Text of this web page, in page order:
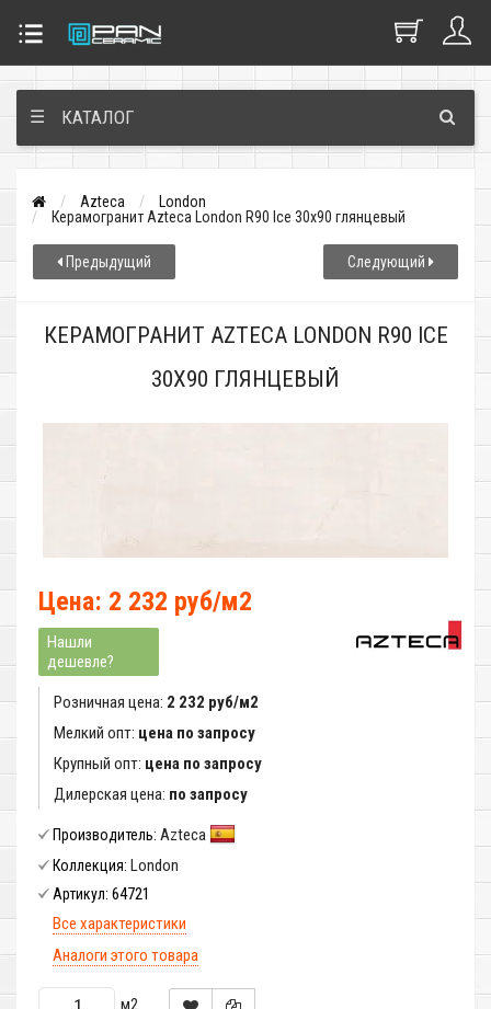
☰ КАТАЛОГ
Azteca
London
Керамогранит Azteca London R90 Ice 30x90 глянцевый
Предыдущий Следующий
КЕРАМОГРАНИТ AZTECA LONDON R90 ICE
30X90 ГЛЯНЦЕВЫЙ
Цена: 2 232 руб/м2
Нашли
дешевле?
Розничная цена: 2 232 руб/м2
Мелкий опт: цена по запросу
Крупный опт: цена по запросу
Дилерская цена: по запросу
Производитель: Azteca
Коллекция: London
Артикул: 64721
Все характеристики
Аналоги этого товара